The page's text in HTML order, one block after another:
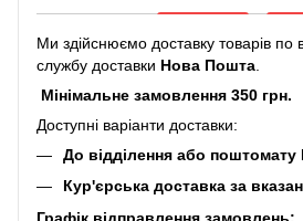
Ми здійснюємо доставку товарів по
службу доставки Нова Пошта
Мінімальне замовлення 350 грн.
Доступні варіанти доставки:
До відділення або поштомату
Кур'єрська доставка за
Графік відправлення замовлень: